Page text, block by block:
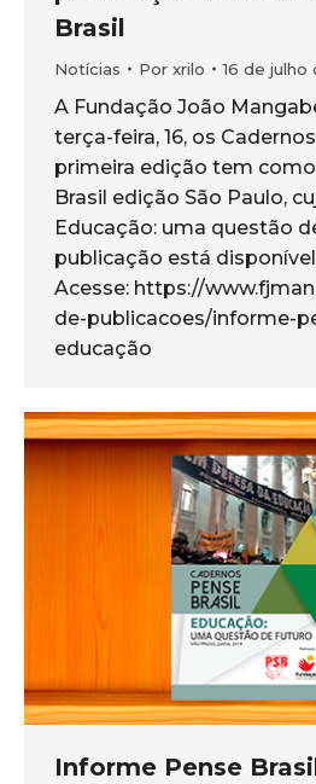
Brasil
Notícias Por xrilo 16 de julho
A Fundação João
terça-feira, 16, os
primeira edição tem
Brasil edição São Paulo,
Educação: uma questão
publicação está
Acesse: https://
de-publicacoes/informe-
educação
Informe Pense